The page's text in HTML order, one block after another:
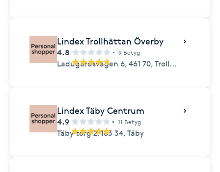
Lindex Trollhättan Överby
4.8 9 Betyg
Ladugårdsvägen 6, 461 70, Trollhättan
Lindex Täby Centrum
4.9 11 Betyg
Täby torg 2,183 34, Täby